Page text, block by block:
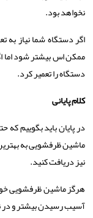
نخواهد بود.
اگر دستگاه شما نیاز به
ممکن اس بیشتر شود اما
دستگاه را تعمیر کرد.
کلام پایانی
در پایان باید بگوییم که
ماشین ظرفشویی به
نیز دریافت کنید.
هرگز ماشین ظرفشویی خود
آسیب رسیدن بیشتر و در